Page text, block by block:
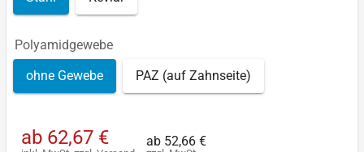
Polyamidgewebe
ohne Gewebe PAZ (auf Zahnseite)
ab 62,67 € ab 52,66 €